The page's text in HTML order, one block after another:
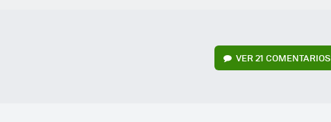
VER21 COMENTARIOS